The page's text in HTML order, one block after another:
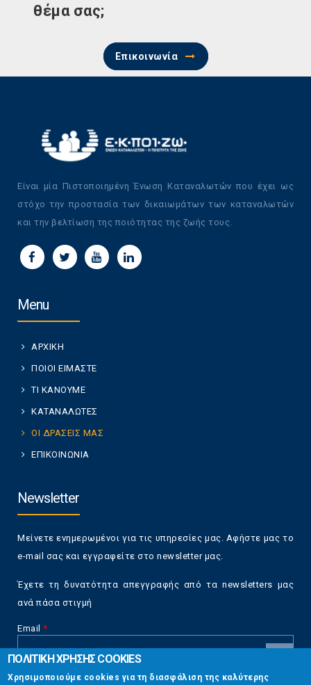
θέμα σας;
Επικοινωνία
Είναι μία Πιστοποιημένη Ένωση Καταναλωτών που έχει ως
στόχο την προστασία των δικαιωμάτων των καταναλωτών
και την βελτίωση της ποιότητας της ζωής τους.
Menu
ΑΡΧΙΚΗ
ΠΟΙΟΙ ΕΙΜΑΣΤΕ
ΤΙ ΚΑΝΟΥΜΕ
ΚΑΤΑΝΑΛΩΤΕΣ
ΟΙ ΔΡΑΣΕΙΣ ΜΑΣ
ΕΠΙΚΟΙΝΩΝΙΑ
Newsletter
Μείνετε ενημερωμένοι για τις υπηρεσίες μας. Αφήστε μας το
e-mail σας και εγγραφείτε στο newsletter μας.
Έχετε τη δυνατότητα απεγγραφής από τα newsletters μας
ανά πάσα στιγμή
Email *
CAPTCHA
ΠΟΛΙΤΙΚΗ ΧΡΗΣΗΣ COOKIES
Χρησιμοποιούμε cookies για τη διασφάλιση της καλύτερης